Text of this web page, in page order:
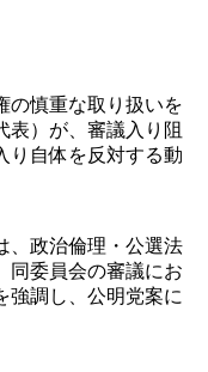
慎重な取り扱いを
表）が、審議入り阻
り自体を反対する動
、政治倫理・公選法
同委員会の審議にお
強調し、公明党案に